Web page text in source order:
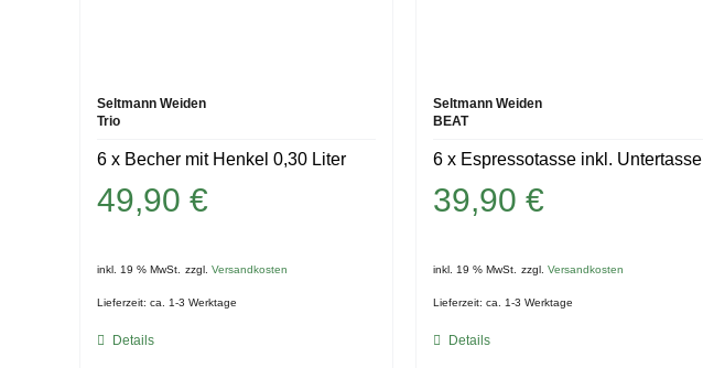
Seltmann Weiden
Trio
6 x Becher mit Henkel 0,30 Liter
49,90 €
inkl. 19 % MwSt. zzgl. Versandkosten
Lieferzeit: ca. 1-3 Werktage
Details
Seltmann Weiden
BEAT
6 x Espressotasse inkl. Untertasse
39,90 €
inkl. 19 % MwSt. zzgl. Versandkosten
Lieferzeit: ca. 1-3 Werktage
Details